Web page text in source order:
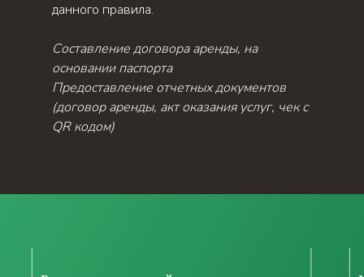
данного правила.
Составление договора аренды, на
основании паспорта
Предоставление отчетных документов
(договор аренды, акт оказания услуг, чек с
QR кодом)